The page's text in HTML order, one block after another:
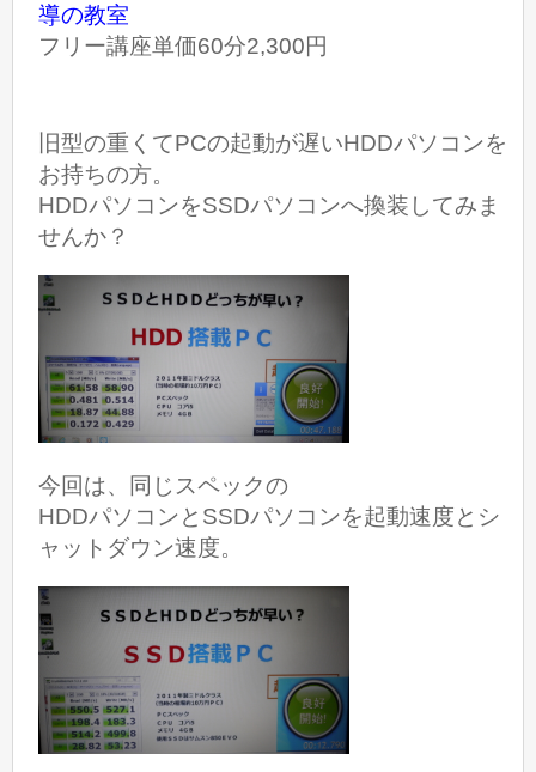
導の教室
フリー講座単価60分2,300円
旧型の重くてPCの起動が遅いHDDパソコンを
お持ちの方。
HDDパソコンをSSDパソコンへ換装してみま
せんか？
今回は、同じスペックの
HDDパソコンとSSDパソコンを起動速度とシ
ャットダウン速度。